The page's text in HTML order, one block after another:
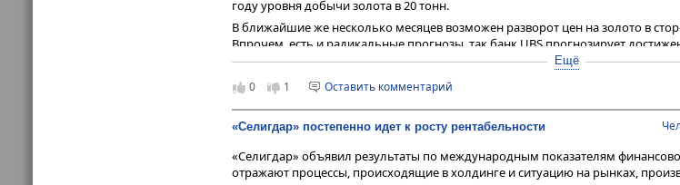
году уровня добычи золота в 20 тонн.
В ближайшие же несколько месяцев возможен разворот цен на золото в
Впрочем, есть и радикальные прогнозы, так банк UBS прогнозирует
тройскую унцию благодаря не только закупкам центральных банков,
любом случае золото точно сохранит свой статус тихой гавани от всех
Ещё
0 1 Оставить комментарий
«Селигдар» постепенно идет к росту рентабельности
«Селигдар» объявил результаты по международным показателям
отражают процессы, происходящие в холдинге и ситуацию на рынках,